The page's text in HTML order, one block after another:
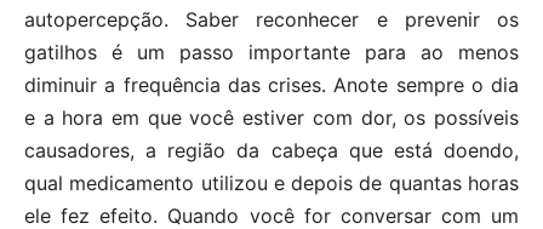
autopercepção. Saber reconhecer e prevenir os
gatilhos é um passo importante para ao menos
diminuir a frequência das crises. Anote sempre o dia
e a hora em que você estiver com dor, os possíveis
causadores, a região da cabeça que está doendo,
qual medicamento utilizou e depois de quantas horas
ele fez efeito. Quando você for conversar com um